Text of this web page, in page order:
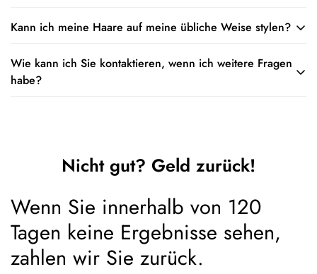
Verwendung des Schaums, beispielsweise mit vielen guten
Der Schaum ist sicher auf farbigem oder chemisch
es nicht an dem Tag verwenden sollten, an dem Sie eine
chemische Behandlung haben.
Kann ich meine Haare auf meine übliche Weise stylen?
Sie können Ihrer normalen Haarpflege -Routine folgen, wenn
Sie den Schaum verwenden. Stellen Sie einfach sicher, dass
Wie kann ich Sie kontaktieren, wenn ich weitere Fragen
habe?
Nicht gut? Geld zurück!
Wenn Sie innerhalb von 120
Tagen keine Ergebnisse sehen,
zahlen wir Sie zurück.